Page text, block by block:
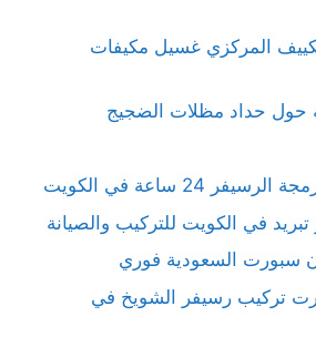
المركزي غسيل مكيفات
حول حداد مظلات الضجيج
24 ساعة في الكويت
في الكويت للتركيب والصيانة
سبورت السعودية فوري
تركيب رسيفر الشويخ في